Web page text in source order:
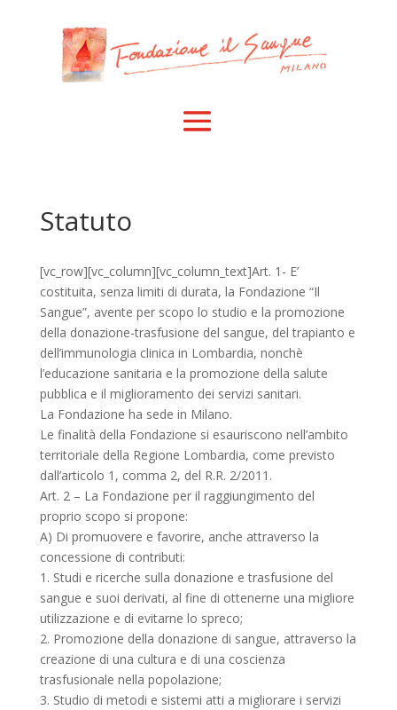
Statuto
[vc_row][vc_column][vc_column_text]Art. 1- E’
costituita, senza limiti di durata, la Fondazione “Il
Sangue”, avente per scopo lo studio e la promozione
della donazione-trasfusione del sangue, del trapianto e
dell’immunologia clinica in Lombardia, nonchè
l’educazione sanitaria e la promozione della salute
pubblica e il miglioramento dei servizi sanitari.
La Fondazione ha sede in Milano.
Le finalità della Fondazione si esauriscono nell’ambito
territoriale della Regione Lombardia, come previsto
dall’articolo 1, comma 2, del R.R. 2/2011.
Art. 2 – La Fondazione per il raggiungimento del
proprio scopo si propone:
A) Di promuovere e favorire, anche attraverso la
concessione di contributi:
1. Studi e ricerche sulla donazione e trasfusione del
sangue e suoi derivati, al fine di ottenerne una migliore
utilizzazione e di evitarne lo spreco;
2. Promozione della donazione di sangue, attraverso la
creazione di una cultura e di una coscienza
trasfusionale nella popolazione;
3. Studio di metodi e sistemi atti a migliorare i servizi